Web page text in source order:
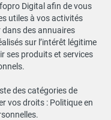
Digital afin de vous
utiles à vos activités
des annuaires
sur l’intérêt légitime
ses produits et services
des catégories de
vos droits : Politique en
.